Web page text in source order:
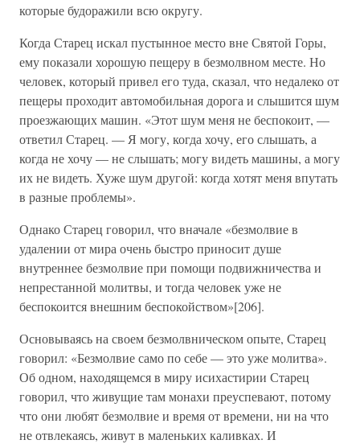
которые будоражили всю округу.
Когда Старец искал пустынное место вне Святой Горы,
ему показали хорошую пещеру в безмолвном месте. Но
человек, который привел его туда, сказал, что недалеко от
пещеры проходит автомобильная дорога и слышится шум
проезжающих машин. «Этот шум меня не беспокоит, —
ответил Старец. — Я могу, когда хочу, его слышать, а
когда не хочу — не слышать; могу видеть машины, а могу
их не видеть. Хуже шум другой: когда хотят меня впутать
в разные проблемы».
Однако Старец говорил, что вначале «безмолвие в
удалении от мира очень быстро приносит душе
внутреннее безмолвие при помощи подвижничества и
непрестанной молитвы, и тогда человек уже не
беспокоится внешним беспокойством»[206].
Основываясь на своем безмолвническом опыте, Старец
говорил: «Безмолвие само по себе — это уже молитва».
Об одном, находящемся в миру исихастирии Старец
говорил, что живущие там монахи преуспевают, потому
что они любят безмолвие и время от времени, ни на что
не отвлекаясь, живут в маленьких каливках. И